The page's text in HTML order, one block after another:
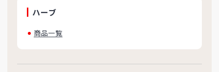
ハーブ
商品一覧